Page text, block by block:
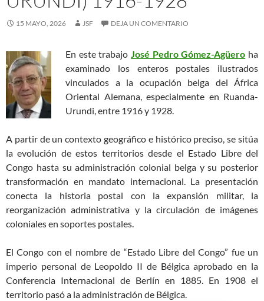
15 MAYO, 2026 JSF DEJA UN COMENTARIO
En este trabajoJosé Pedro Gómez-Agüero ha
examinado los enteros postales ilustrados
vinculados a la ocupación belga del África
Oriental Alemana, especialmente en Ruanda-
Urundi, entre 1916 y 1928.
A partir de un contexto geográfico e histórico preciso, se sitúa
la evolución de estos territorios desde el Estado Libre del
Congo hasta su administración colonial belga y su posterior
transformación en mandato internacional. La presentación
conecta la historia postal con la expansión militar, la
reorganización administrativa y la circulación de imágenes
coloniales en soportes postales.
El Congo con el nombre de “Estado Libre del Congo” fue un
imperio personal de Leopoldo II de Bélgica aprobado en la
Conferencia Internacional de Berlín en 1885. En 1908 el
territorio pasó a la administración de Bélgica.